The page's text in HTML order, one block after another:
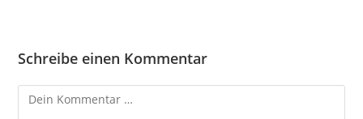
Schreibe einen Kommentar